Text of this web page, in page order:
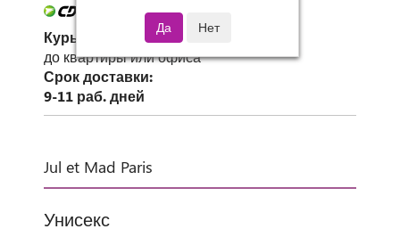
Курьер СДЭК
до квартиры или офиса
Срок доставки:
9-11 раб. дней
Jul et Mad Paris
Унисекс